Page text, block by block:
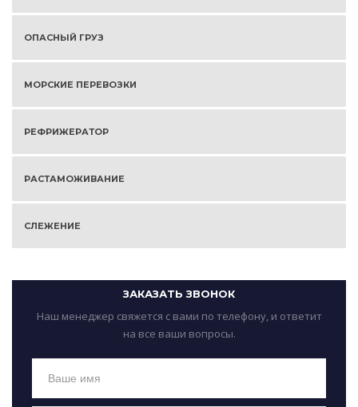
ОПАСНЫЙ ГРУЗ
МОРСКИЕ ПЕРЕВОЗКИ
РЕФРИЖЕРАТОР
РАСТАМОЖИВАНИЕ
СЛЕЖЕНИЕ
ЗАКАЗАТЬ ЗВОНОК
Наш менеджер свяжется с вами по телефону, и ответит
на все ваши вопросы.